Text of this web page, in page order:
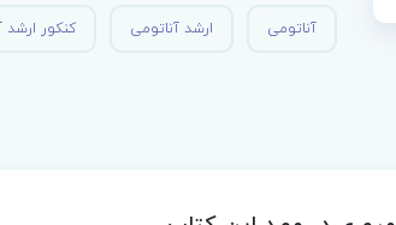
آناتومی ارشد آناتومی کنکور ارشد